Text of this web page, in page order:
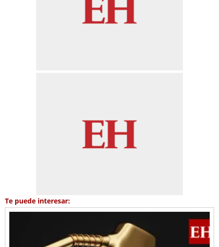
Te puede interesar: